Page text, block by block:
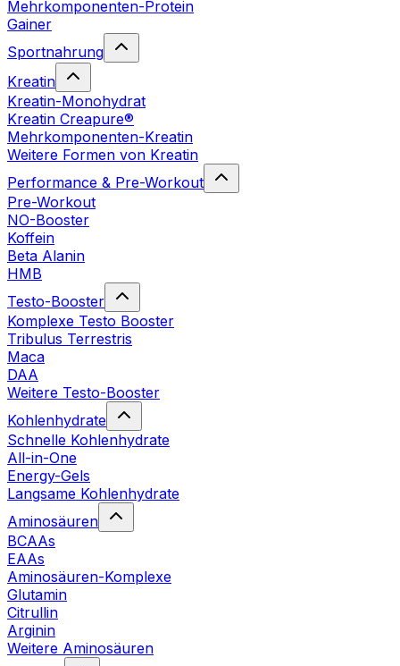
Mehrkomponenten-Protein
Gainer
Sportnahrung
Kreatin
Kreatin-Monohydrat
Kreatin Creapure®
Mehrkomponenten-Kreatin
Weitere Formen von Kreatin
Performance & Pre-Workout
Pre-Workout
NO-Booster
Koffein
Beta Alanin
HMB
Testo-Booster
Komplexe Testo Booster
Tribulus Terrestris
Maca
DAA
Weitere Testo-Booster
Kohlenhydrate
Schnelle Kohlenhydrate
All-in-One
Energy-Gels
Langsame Kohlenhydrate
Aminosäuren
BCAAs
EAAs
Aminosäuren-Komplexe
Glutamin
Citrullin
Arginin
Weitere Aminosäuren